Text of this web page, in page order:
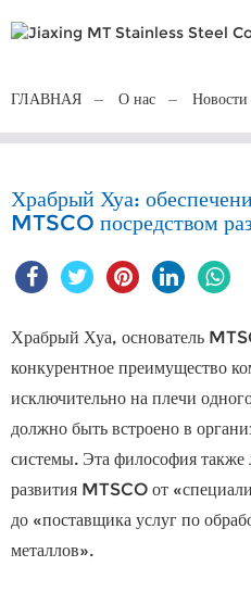
ГЛАВНАЯ О нас Новости
Храбрый Хуа:
MTSCO посредством
Храбрый Хуа, основатель
конкурентное преимущество
исключительно на плечи
должно быть встроено в
системы. Эта философия также
развития MTSCO от
до «поставщика услуг по
металлов».